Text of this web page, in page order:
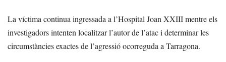
La víctima continua ingressada a l’Hospital Joan XXIII mentre els
investigadors intenten localitzar l’autor de l’atac i determinar les
circumstàncies exactes de l’agressió ocorreguda a Tarragona.